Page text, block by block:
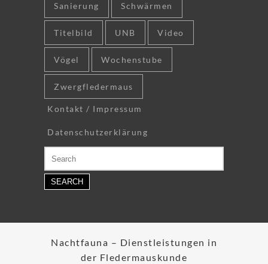
Sanierung Schwärmen
Titelbild UNB Video
Vögel Wochenstube
Zwergfledermaus
Kontakt / Impressum
Datenschutzerklärung
for:
Nachtfauna – Dienstleistungen in
der Fledermauskunde